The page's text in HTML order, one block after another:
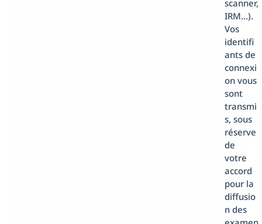
scanner,
IRM…).
Vos
identifi
ants de
connexi
on vous
sont
transmi
s, sous
réserve
de
votre
accord
pour la
diffusio
n des